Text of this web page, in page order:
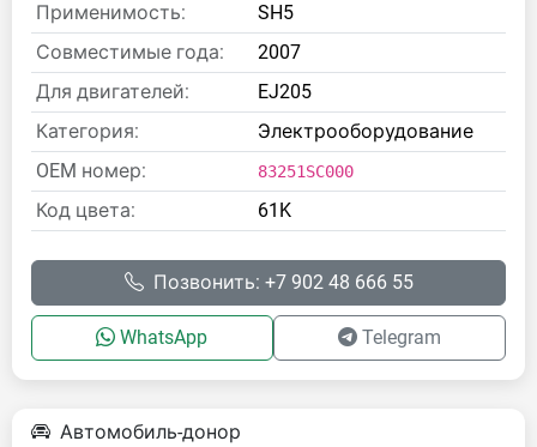
Применимость:
SH5
Совместимые года:
2007
Для двигателей:
EJ205
Категория:
Электрооборудование
OEM номер:
83251SC000
Код цвета: 61K
Позвонить: +7 902 48 666 55
WhatsApp Telegram
Автомобиль-донор